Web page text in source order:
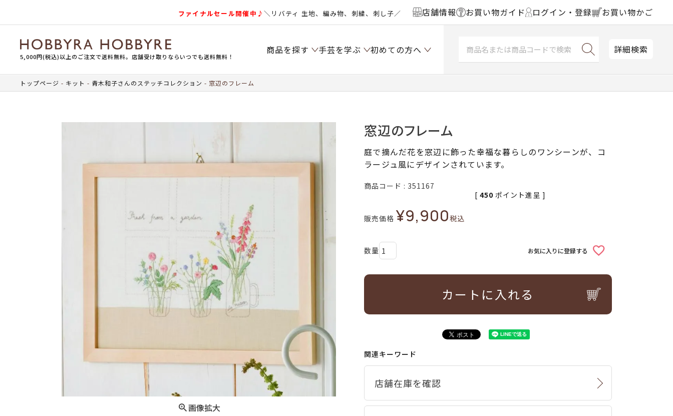
ファイナルセール開催中♪＼リバティ 生地、編み物、刺繍、刺し子／ 店舗情報 お買い物ガイド ログイン・登録 お買い物かご
5,000円(税込)以上のご注文で送料無料。店舗受け取りならいつでも送料無料！
商品を探す 手芸を学ぶ 初めての方へ 詳細検索
トップページ キット 青木和子さんのステッチコレクション 窓辺のフレーム
画像拡大
窓辺のフレーム
庭で摘んだ花を窓辺に飾った幸福な暮らしのワンシーンが、コ
ラージュ風にデザインされています。
商品コード 351167
販売価格 ¥9,900税込
[ 450 ポイント進呈 ]
お気に入りに登録する
カートに入れる
関連キーワード